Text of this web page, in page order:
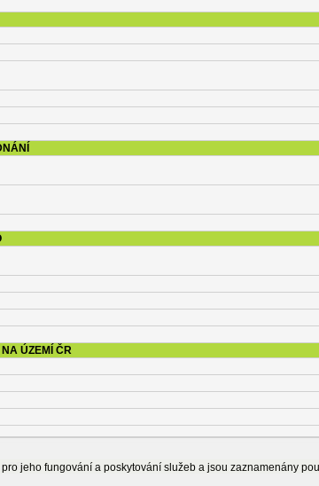
ÚZEMÍ ČR
jeho fungování a poskytování služeb a jsou zaznamenány